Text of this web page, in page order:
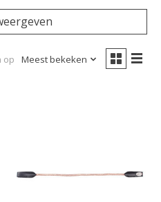
op Meest bekeken